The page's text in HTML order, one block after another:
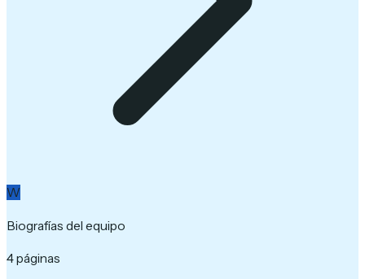
W
Biografías del equipo
4 páginas